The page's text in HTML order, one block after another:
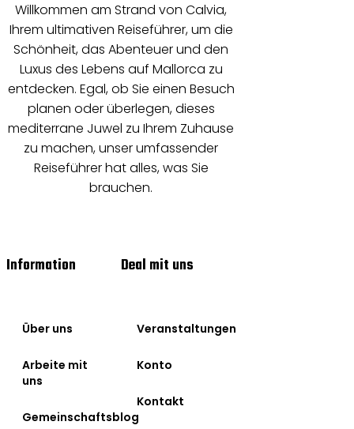
Willkommen am Strand von Calvia,
Ihrem ultimativen Reiseführer, um die
Schönheit, das Abenteuer und den
Luxus des Lebens auf Mallorca zu
entdecken. Egal, ob Sie einen Besuch
planen oder überlegen, dieses
mediterrane Juwel zu Ihrem Zuhause
zu machen, unser umfassender
Reiseführer hat alles, was Sie
brauchen.
Information
Über uns
Arbeite mit
uns
Gemeinschaftsblog
Deal mit uns
Veranstaltungen
Konto
Kontakt